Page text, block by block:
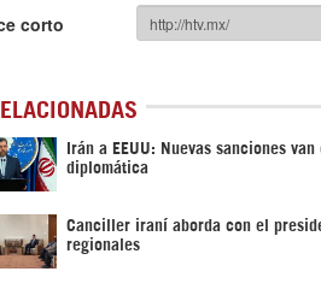
corto
Irán a EEUU: Nuevas sanciones
diplomática
Canciller iraní aborda con el
regionales